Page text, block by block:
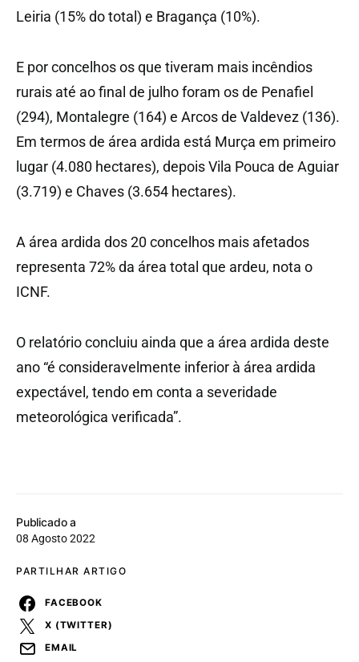
Publicado a
08 Agosto 2022
PARTILHAR ARTIGO
FACEBOOK
X (TWITTER)
EMAIL
Leiria (15% do total) e Bragança (10%).
E por concelhos os que tiveram mais incêndios
rurais até ao final de julho foram os de Penafiel
(294), Montalegre (164) e Arcos de Valdevez (136).
Em termos de área ardida está Murça em primeiro
lugar (4.080 hectares), depois Vila Pouca de Aguiar
(3.719) e Chaves (3.654 hectares).
A área ardida dos 20 concelhos mais afetados
representa 72% da área total que ardeu, nota o
ICNF.
O relatório concluiu ainda que a área ardida deste
ano “é consideravelmente inferior à área ardida
expectável, tendo em conta a severidade
meteorológica verificada”.